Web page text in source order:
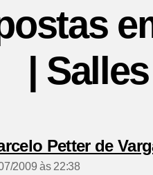
|
Petter de
2009 às 22:38